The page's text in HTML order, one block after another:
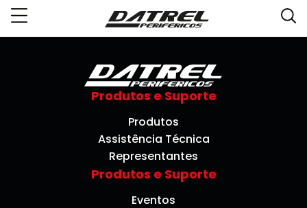
Produtos e Suporte
Produtos
Assistência Técnica
Representantes
Produtos e Suporte
Eventos